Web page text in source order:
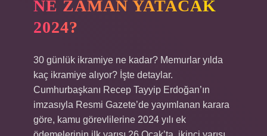
NE ZAMAN YATACAK
2024?
30 günlük ikramiye ne kadar? Memurlar yılda
kaç ikramiye alıyor? İşte detaylar.
Cumhurbaşkanı Recep Tayyip Erdoğan’ın
imzasıyla Resmi Gazete’de yayımlanan karara
göre, kamu görevlilerine 2024 yılı ek